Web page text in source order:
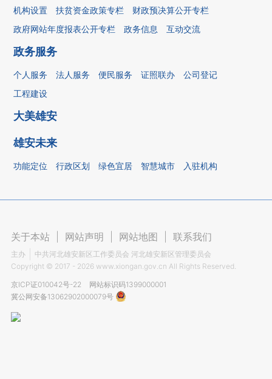
机构设置 扶贫资金政策专栏
财政预决算公开专栏
政府网站年度报表公开专栏
政务信息 互动交流
政务服务
个人服务 法人服务 便民服务 证照联办
公司登记
工程建设
大美雄安
雄安未来
功能定位 行政区划 绿色宜居 智慧城市 入驻机构
关于本站 网站声明 网站地图 联系我们
主办
中共河北雄安新区工作委员会 河北雄安新区管理委员会
Copyright © 2017 - 2026 www.xiongan.gov.cn All Rights Reserved.
京ICP证010042号-22
网站标识码1399000001
冀公网安备13062902000079号